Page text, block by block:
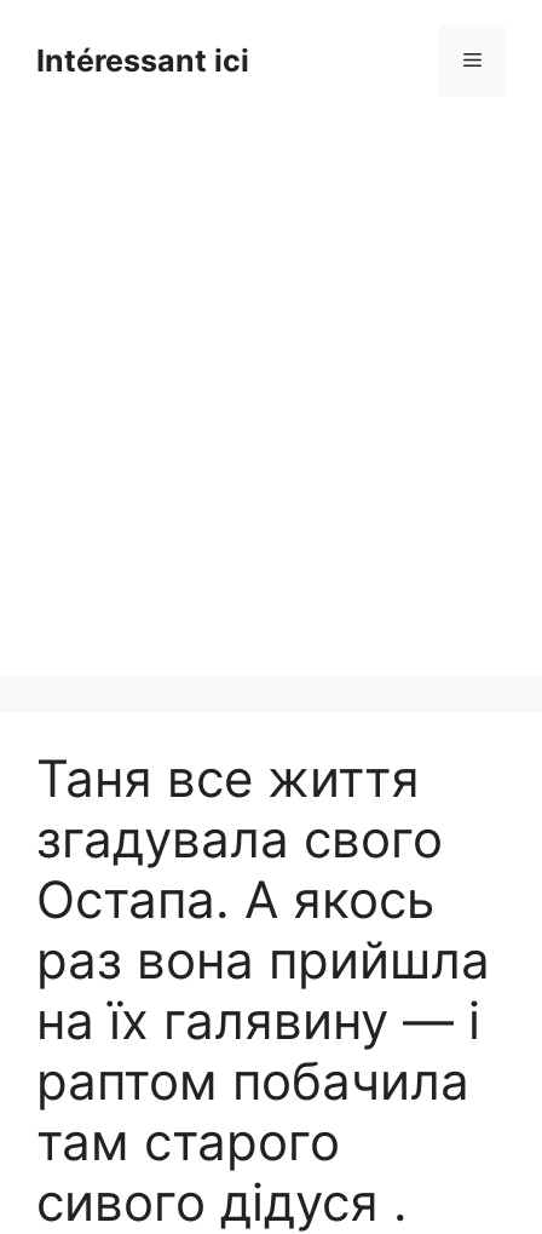
contentIntéressant ici Menu
Таня все життя
згадувала свого
Остапа. А якось
раз вона прийшла
на їх галявину — і
раптом побачила
там старого
сивого дідуся .